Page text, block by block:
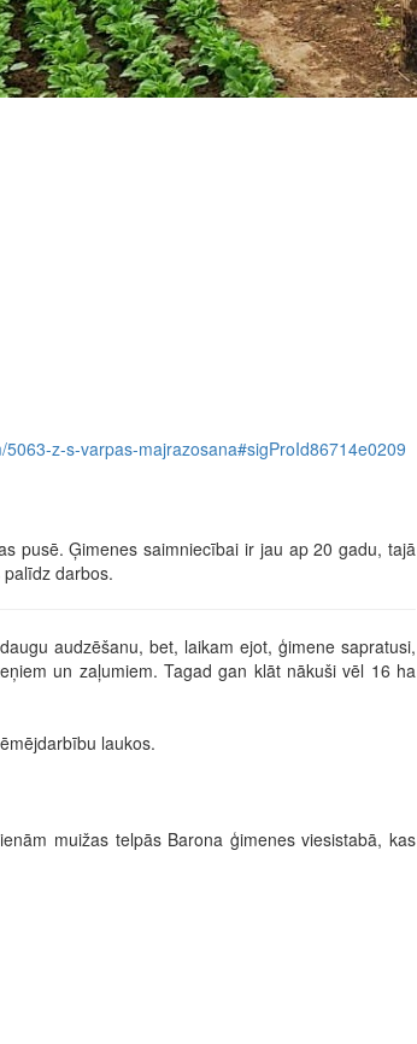
z-s-varpas-majrazosana#sigProId86714e0209
pusē. Ģimenes saimniecībai ir jau ap 20 gadu, tajā
darbos.
audzēšanu, bet, laikam ejot, ģimene sapratusi,
un zaļumiem. Tagad gan klāt nākuši vēl 16 ha
laukos.
muižas telpās Barona ģimenes viesistabā, kas